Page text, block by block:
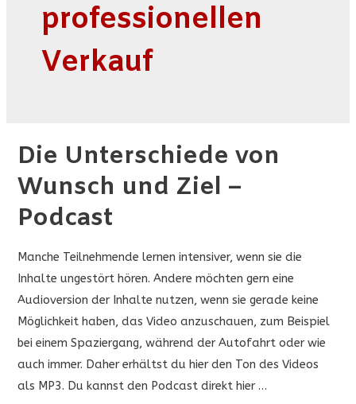
professionellen
Verkauf
Die Unterschiede von
Wunsch und Ziel –
Podcast
Manche Teilnehmende lernen intensiver, wenn sie die
Inhalte ungestört hören. Andere möchten gern eine
Audioversion der Inhalte nutzen, wenn sie gerade keine
Möglichkeit haben, das Video anzuschauen, zum Beispiel
bei einem Spaziergang, während der Autofahrt oder wie
auch immer. Daher erhältst du hier den Ton des Videos
als MP3. Du kannst den Podcast direkt hier …